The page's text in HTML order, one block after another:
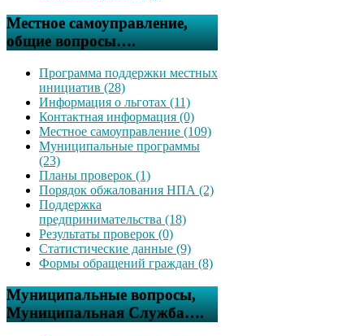
Местное самоуправление,
общие вопросы….
Программа поддержки местных
инициатив (28)
Информация о льготах (11)
Контактная информация (0)
Местное самоуправление (109)
Муниципальные программы
(23)
Планы проверок (1)
Порядок обжалования НПА (2)
Поддержка
предпринимательства (18)
Результаты проверок (0)
Статистические данные (9)
Формы обращений граждан (8)
Муниципальные вопросы,
Муниципальная Служба….